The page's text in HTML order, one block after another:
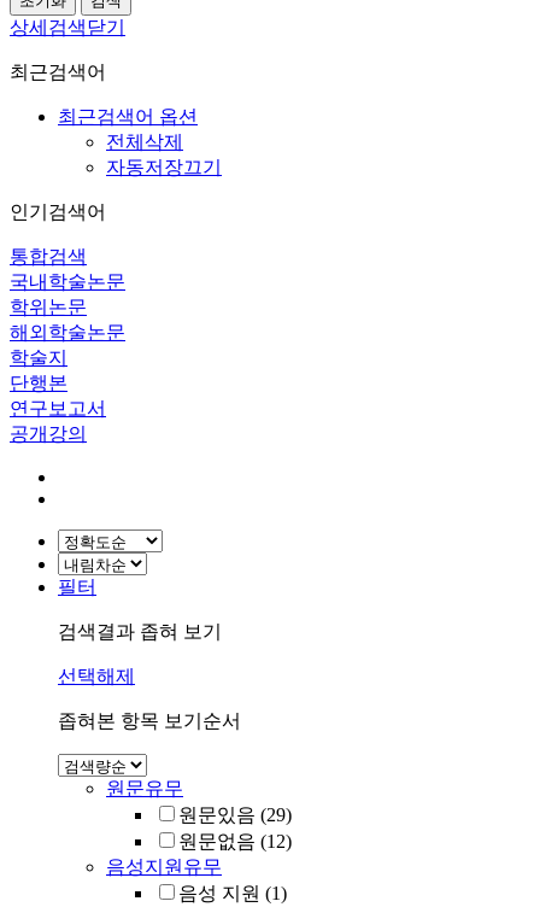
상세검색닫기
최근검색어
최근검색어 옵션
전체삭제
자동저장끄기
인기검색어
통합검색
국내학술논문
학위논문
해외학술논문
학술지
단행본
연구보고서
공개강의
필터
검색결과 좁혀 보기
선택해제
좁혀본 항목 보기순서
원문유무
원문있음 (29)
원문없음 (12)
음성지원유무
음성 지원 (1)